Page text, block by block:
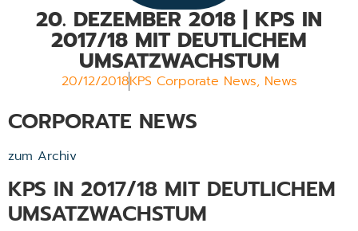
20. DEZEMBER 2018 | KPS IN
2017/18 MIT DEUTLICHEM
UMSATZWACHSTUM
20/12/2018KPS Corporate News, News
CORPORATE NEWS
zum Archiv
KPS IN 2017/18 MIT DEUTLICHEM
UMSATZWACHSTUM